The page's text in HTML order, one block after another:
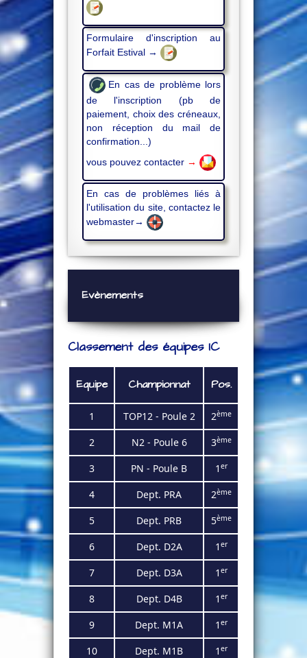
Formulaire d'inscription au
Forfait Estival →
En cas de problème lors
de l'inscription (pb de
paiement, choix des créneaux,
non réception du mail de
confirmation...)
vous pouvez contacter →
En cas de problèmes liés à
l'utilisation du site, contactez le
webmaster→
Evènements
Classement des équipes IC
Equipe Championnat Pos.
1 TOP12 - Poule 2 2ème
2 N2 - Poule 6 3ème
3 PN - Poule B 1 er
4 Dept. PRA 2ème
5 Dept. PRB 5ème
6 Dept. D2A 1 er
7 Dept. D3A 1 er
8 Dept. D4B 1 er
9 Dept. M1A 1 er
10 Dept. M1B 1 er